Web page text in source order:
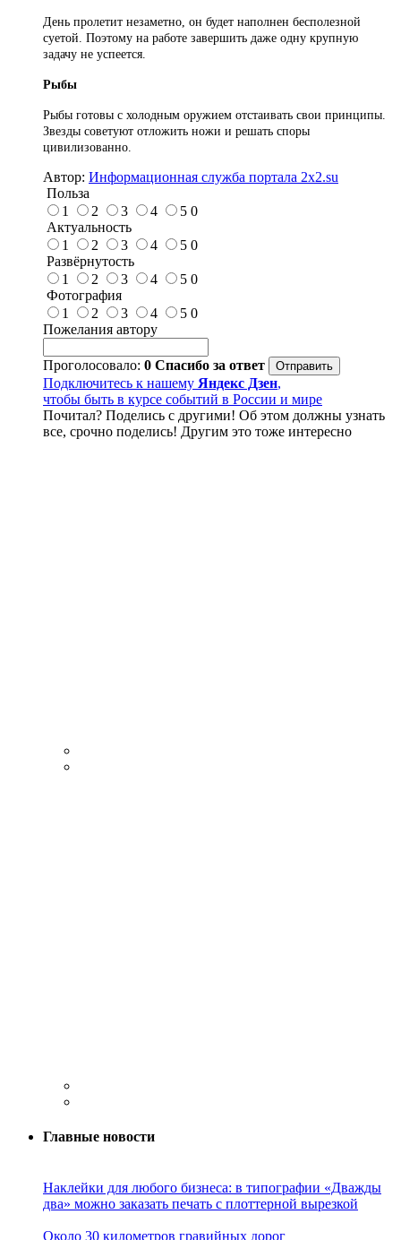
День пролетит незаметно, он будет наполнен бесполезной
суетой. Поэтому на работе завершить даже одну крупную
задачу не успеется.
Рыбы
Рыбы готовы с холодным оружием отстаивать свои принципы.
Звезды советуют отложить ножи и решать споры
цивилизованно.
Автор: Информационная служба портала 2x2.su
Польза
1
2 3 4 5 0
Актуальность
1
2 3 4 5 0
Развёрнутость
1
2 3 4 5 0
Фотография
1
2 3 4 5 0
Пожелания автору
Проголосовало: 0 Спасибо за ответ
Подключитесь к нашему Яндекс Дзен,
чтобы быть в курсе событий в России и мире
Почитал? Поделись с другими! Об этом должны узнать
все, срочно поделись! Другим это тоже интересно
Главные новости
Наклейки для любого бизнеса: в типографии «Дважды
два» можно заказать печать с плоттерной вырезкой
Около 30 километров гравийных дорог